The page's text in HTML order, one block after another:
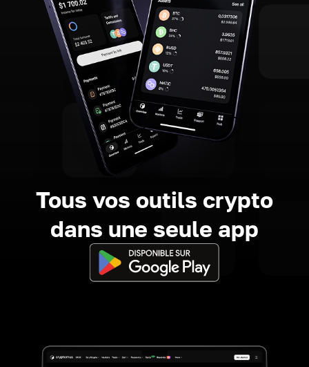
Tous vos outils crypto
dans une seule app